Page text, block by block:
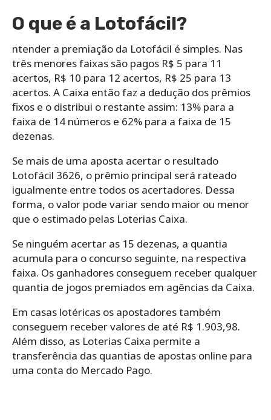
O que é a Lotofácil?
ntender a premiação da Lotofácil é simples. Nas
três menores faixas são pagos R$ 5 para 11
acertos, R$ 10 para 12 acertos, R$ 25 para 13
acertos. A Caixa então faz a dedução dos prêmios
fixos e o distribui o restante assim: 13% para a
faixa de 14 números e 62% para a faixa de 15
dezenas.
Se mais de uma aposta acertar o resultado
Lotofácil 3626, o prêmio principal será rateado
igualmente entre todos os acertadores. Dessa
forma, o valor pode variar sendo maior ou menor
que o estimado pelas Loterias Caixa.
Se ninguém acertar as 15 dezenas, a quantia
acumula para o concurso seguinte, na respectiva
faixa. Os ganhadores conseguem receber qualquer
quantia de jogos premiados em agências da Caixa.
Em casas lotéricas os apostadores também
conseguem receber valores de até R$ 1.903,98.
Além disso, as Loterias Caixa permite a
transferência das quantias de apostas online para
uma conta do Mercado Pago.